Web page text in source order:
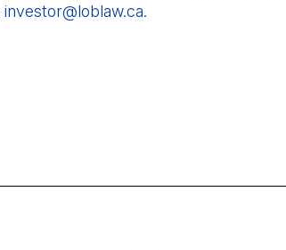
investor@loblaw.ca.